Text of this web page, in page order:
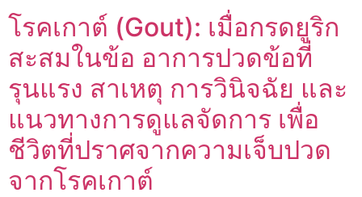
โรคเกาต์ (Gout): เมื่อกรดยูริก
สะสมในข้อ อาการปวดข้อที่
รุนแรง สาเหตุ การวินิจฉัย และ
แนวทางการดูแลจัดการ เพื่อ
ชีวิตที่ปราศจากความเจ็บปวด
จากโรคเกาต์